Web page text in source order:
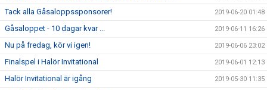
Tack alla Gåsaloppssponsorer! 2019-06-20 01:48
Gåsaloppet - 10 dagar kvar ... 2019-06-11 16:26
Nu på fredag, kör vi igen! 2019-06-06 23:02
Finalspel i Halör Invitational 2019-06-01 12:13
Halör Invitational är igång 2019-05-30 11:35